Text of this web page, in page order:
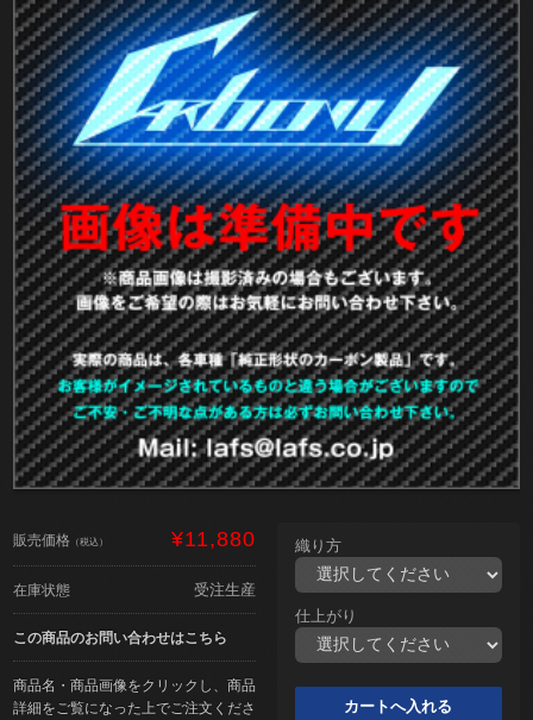
販売価格 （税込） ¥11,880
在庫状態 受注生産
この商品のお問い合わせはこちら
商品名・商品画像をクリックし、商品
詳細をご覧になった上でご注文くださ
織り方
仕上がり